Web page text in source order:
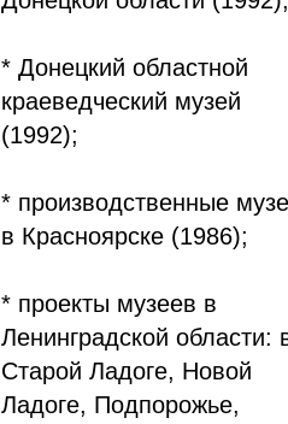
* Донецкий областной
краеведческий музей
(1992);
* производственные
в Красноярске (1986);
* проекты музеев в
Ленинградской области:
Старой Ладоге, Новой
Ладоге, Подпорожье,